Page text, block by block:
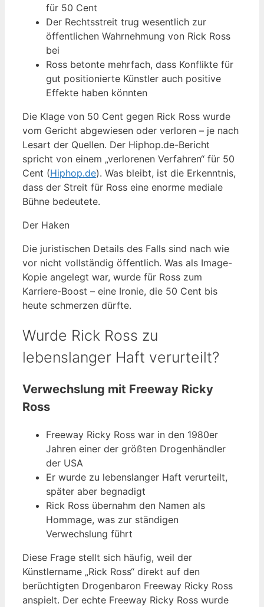
für 50 Cent
Der Rechtsstreit trug wesentlich zur
öffentlichen Wahrnehmung von Rick Ross
bei
Ross betonte mehrfach, dass Konflikte für
gut positionierte Künstler auch positive
Effekte haben könnten
Die Klage von 50 Cent gegen Rick Ross wurde
vom Gericht abgewiesen oder verloren – je nach
Lesart der Quellen. Der Hiphop.de-Bericht
spricht von einem „verlorenen Verfahren“ für 50
Cent (Hiphop.de). Was bleibt, ist die Erkenntnis,
dass der Streit für Ross eine enorme mediale
Bühne bedeutete.
Der Haken
Die juristischen Details des Falls sind nach wie
vor nicht vollständig öffentlich. Was als Image-
Kopie angelegt war, wurde für Ross zum
Karriere-Boost – eine Ironie, die 50 Cent bis
heute schmerzen dürfte.
Wurde Rick Ross zu
lebenslanger Haft verurteilt?
Verwechslung mit Freeway Ricky
Ross
Freeway Ricky Ross war in den 1980er
Jahren einer der größten Drogenhändler
der USA
Er wurde zu lebenslanger Haft verurteilt,
später aber begnadigt
Rick Ross übernahm den Namen als
Hommage, was zur ständigen
Verwechslung führt
Diese Frage stellt sich häufig, weil der
Künstlername „Rick Ross“ direkt auf den
berüchtigten Drogenbaron Freeway Ricky Ross
anspielt. Der echte Freeway Ricky Ross wurde